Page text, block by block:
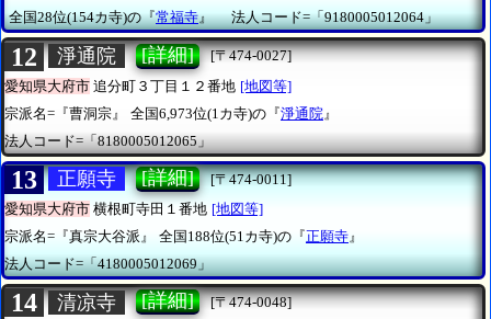
全国28位(154カ寺)の『常福寺』 法人コード=「9180005012064」
12 淨通院 [詳細]
[〒474-0027]
愛知県大府市 追分町３丁目１２番地 [地図等]
宗派名=『曹洞宗』
全国6,973位(1カ寺)の『淨通院 』
法人コード=「8180005012065」
13 正願寺 [詳細]
[〒474-0011]
愛知県大府市 横根町寺田１番地 [地図等]
宗派名=『真宗大谷派』
全国188位(51カ寺)の『正願寺 』
法人コード=「4180005012069」
14 清凉寺 [詳細]
[〒474-0048]